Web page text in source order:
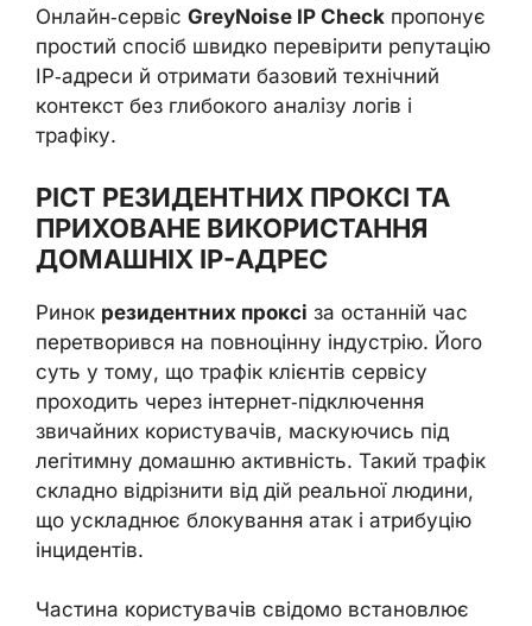
Онлайн‑сервіс GreyNoise IP Check пропонує
простий спосіб швидко перевірити репутацію
IP‑адреси й отримати базовий технічний
контекст без глибокого аналізу логів і
трафіку.
РІСТ РЕЗИДЕНТНИХ ПРОКСІ ТА
ПРИХОВАНЕ ВИКОРИСТАННЯ
ДОМАШНІХ IP-АДРЕС
Ринок резидентних проксі за останній час
перетворився на повноцінну індустрію. Його
суть у тому, що трафік клієнтів сервісу
проходить через інтернет‑підключення
звичайних користувачів, маскуючись під
легітимну домашню активність. Такий трафік
складно відрізнити від дій реальної людини,
що ускладнює блокування атак і атрибуцію
інцидентів.
Частина користувачів свідомо встановлює